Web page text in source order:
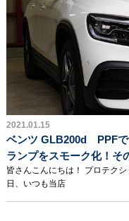
2021.01.15
ベンツ GLB200d PPFで
ランプをスモーク化！そ
皆さんこんにちは！ プロテク
日、いつも当店